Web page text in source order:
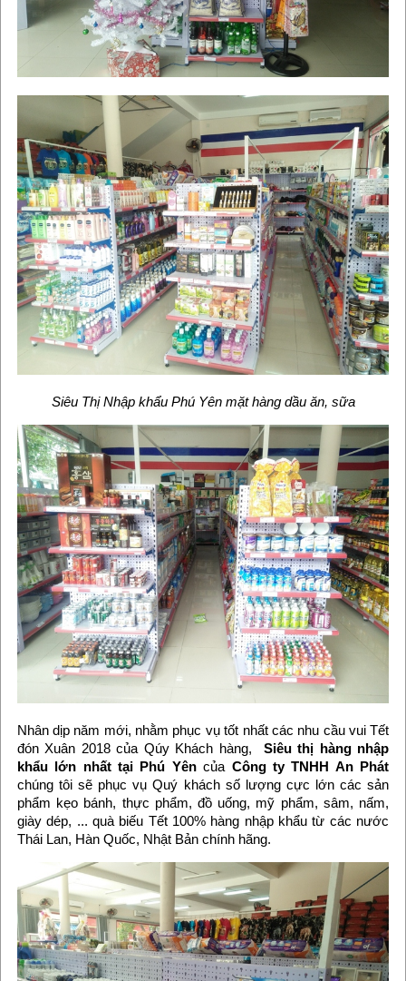
Siêu Thị Nhập khẩu Phú Yên mặt hàng dầu ăn, sữa
Nhân dịp năm mới, nhằm phục vụ tốt nhất các nhu cầu vui Tết
đón Xuân 2018 của Qúy Khách hàng, Siêu thị hàng nhập
khẩu lớn nhất tại Phú Yêncủa Công ty TNHH An Phát
chúng tôi sẽ phục vụ Quý khách số lượng cực lớn các sản
phẩm kẹo bánh, thực phẩm, đồ uống, mỹ phẩm, sâm, nấm,
giày dép, ... quà biếu Tết 100% hàng nhập khẩu từ các nước
Thái Lan, Hàn Quốc, Nhật Bản chính hãng.